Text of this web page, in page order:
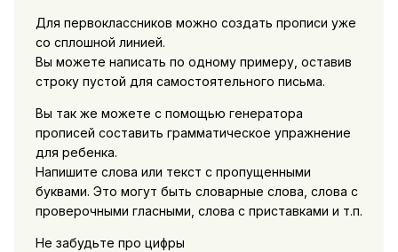
Для первоклассников можно создать прописи уже
со сплошной линией.
Вы можете написать по одному примеру, оставив
строку пустой для самостоятельного письма.
Вы так же можете с помощью генератора
прописей составить грамматическое упражнение
для ребенка.
Напишите слова или текст с пропущенными
буквами. Это могут быть словарные слова, слова с
проверочными гласными, слова с приставками и т.п.
Не забудьте про цифры